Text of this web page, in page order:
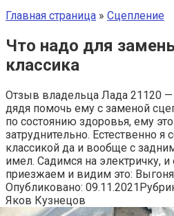
Главная страница » Сцепление
Что надо для
классика
Отзыв владельца Лада 21120
дядя помочь ему с заменой
по состоянию здоровья, ему
затруднительно. Естественно я
классикой да и вообще с
имел. Садимся на электричку,
приезжаем и видим это:
Опубликовано: 09.11.2021
Яков Кузнецов